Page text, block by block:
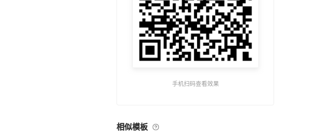
手机扫码查看效果
相似模板